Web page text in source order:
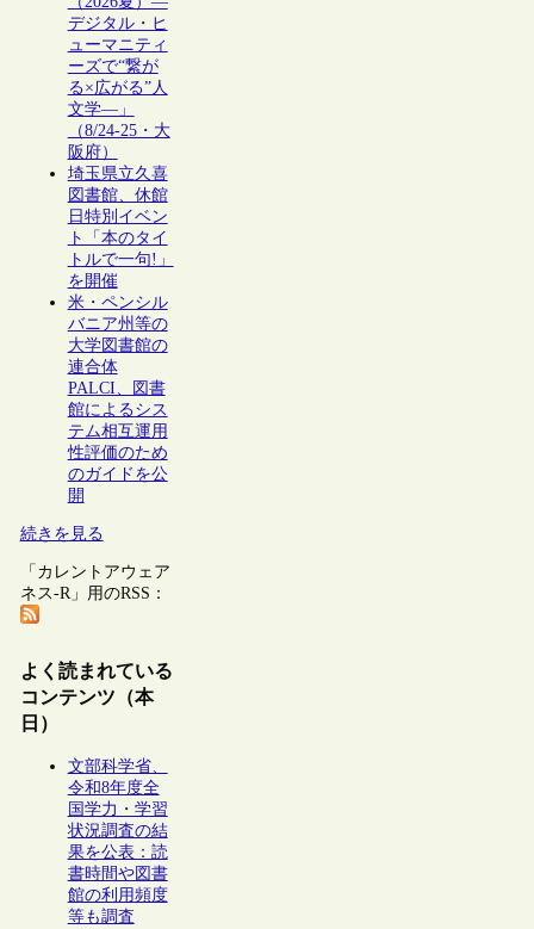
デジタル・ヒ
ューマニティ
ーズで“繋が
る×広がる”人
文学―」
（8/24-25・大
阪府）
埼玉県立久喜
図書館、休館
日特別イベン
ト「本のタイ
トルで一句!」
を開催
米・ペンシル
バニア州等の
大学図書館の
連合体
PALCI、図書
館によるシス
テム相互運用
性評価のため
のガイドを公
開
続きを見る
「カレントアウェア
ネス-R」用のRSS：
よく読まれている
コンテンツ（本
日）
文部科学省、
令和8年度全
国学力・学習
状況調査の結
果を公表：読
書時間や図書
館の利用頻度
等も調査